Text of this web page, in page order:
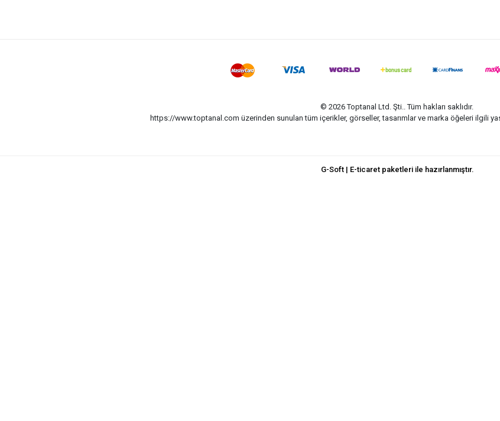
© 2026 Toptanal Ltd. Şti.. Tüm hakları saklıdır.
https://www.toptanal.com üzerinden sunulan tüm içerikler, görseller, tasarımlar ve marka öğeleri ilgili
G-Soft | E-ticaret paketleri ile hazırlanmıştır.